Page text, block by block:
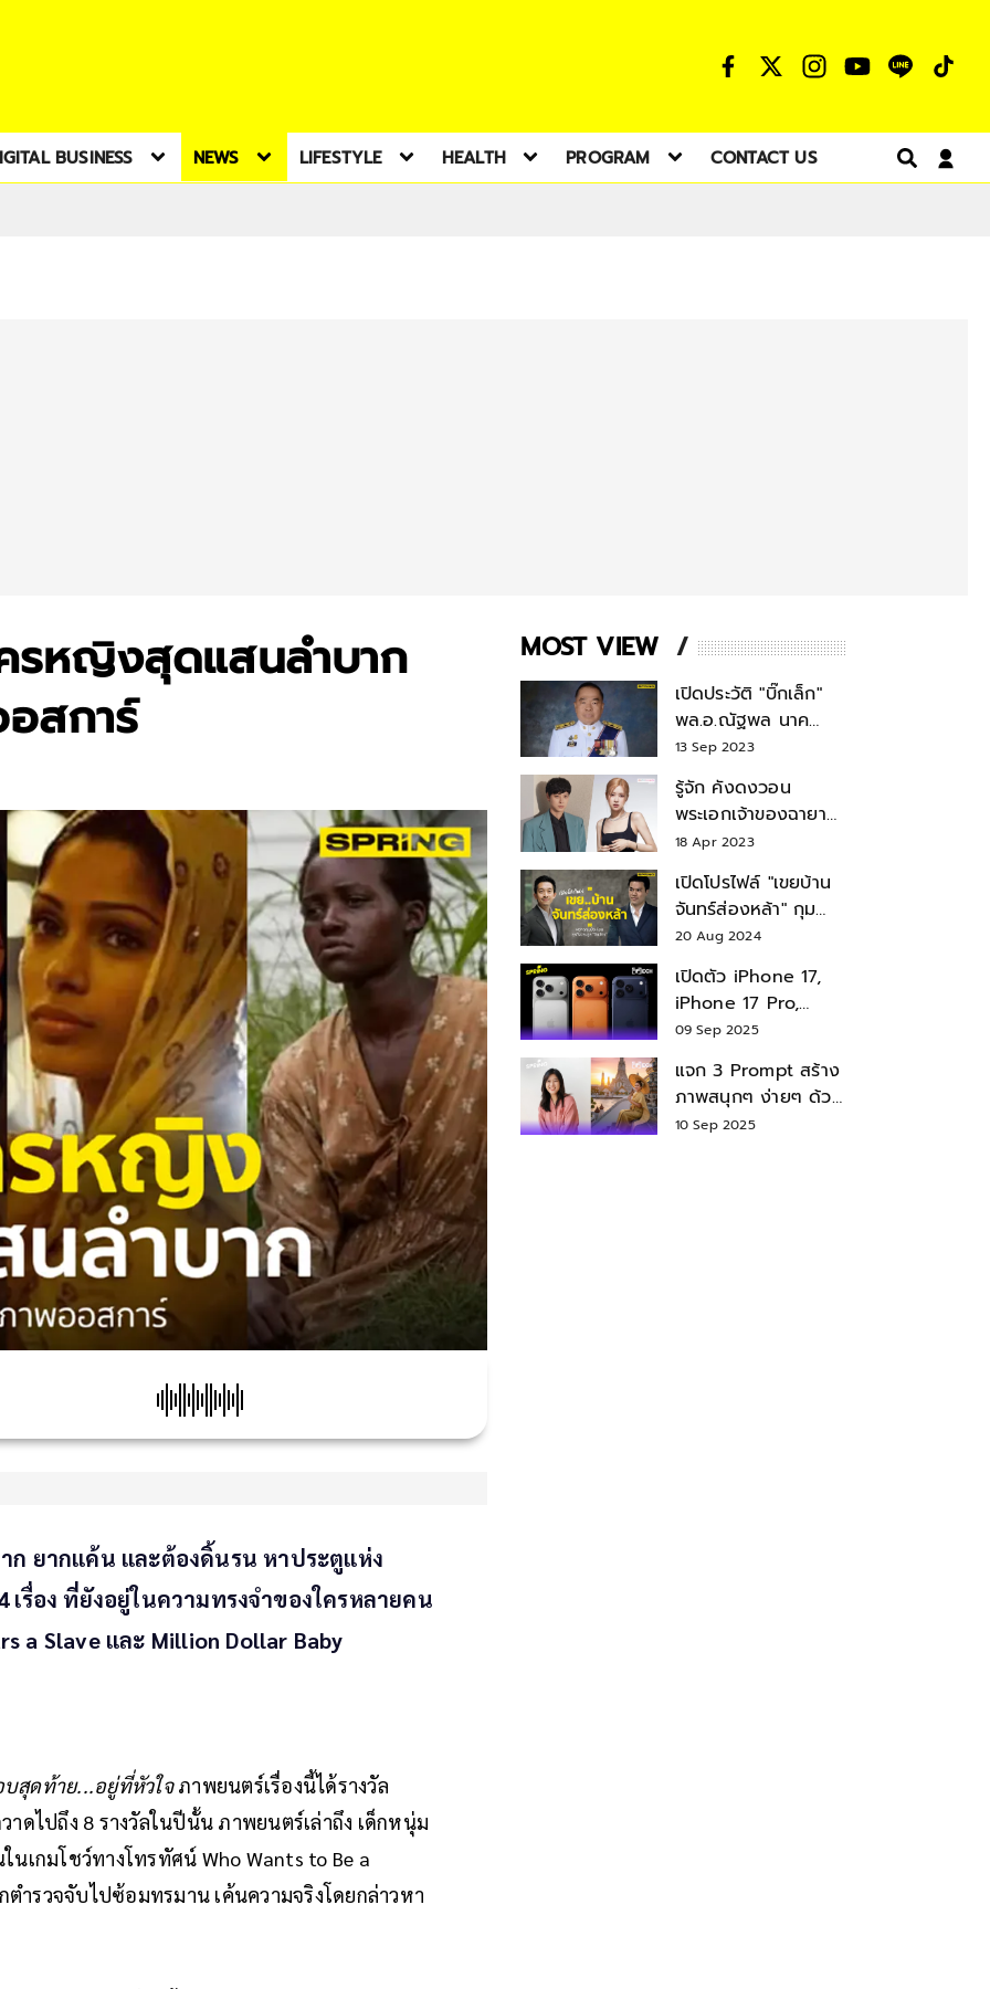
BUSINESS NEWS LIFESTYLE HEALTH PROGRAM CONTACT US
รหญิงสุดแสนลำบาก
สการ์
ก ยากแค้น และต้องดิ้นรน หาประตูแห่ง
รื่อง ที่ยังอยู่ในความทรงจำของใครหลายคน
a Slave และ Million Dollar Baby
สุดท้าย...อยู่ที่หัวใจภาพยนตร์เรื่องนี้ได้รางวัล
าดไปถึง 8 รางวัลในปีนั้น ภาพยนตร์เล่าถึง เด็กหนุ่ม
เกมโชว์ทางโทรทัศน์ Who Wants to Be a
ำรวจจับไปซ้อมทรมาน เค้นความจริงโดยกล่าวหา
MOST VIEW
เปิดประวัติ "บิ๊กเล็ก"
พล.อ.ณัฐพล นาค
พาณิชย์ จากเลขาฯ
สมช.-เลขาฯ
รมว.กลาโหม
13 Sep 2023
รู้จัก คังดงวอน
พระเอกเจ้าของฉายา
สมบัติแห่งชาติ หลังมี
18 Apr 2023
เปิดโปรไฟล์ "เขยบ้าน
จันทร์ส่องหล้า" กุม
บังเหียนธุรกิจตระกูล
"ชินวัตร"
20 Aug 2024
เปิดตัว iPhone 17,
iPhone 17 Pro,
iPhone 17 Air สเปค
09 Sep 2025
แจก 3 Prompt สร้าง
ภาพสนุกๆ ง่ายๆ ด้วย
Nano Banana ใน
10 Sep 2025